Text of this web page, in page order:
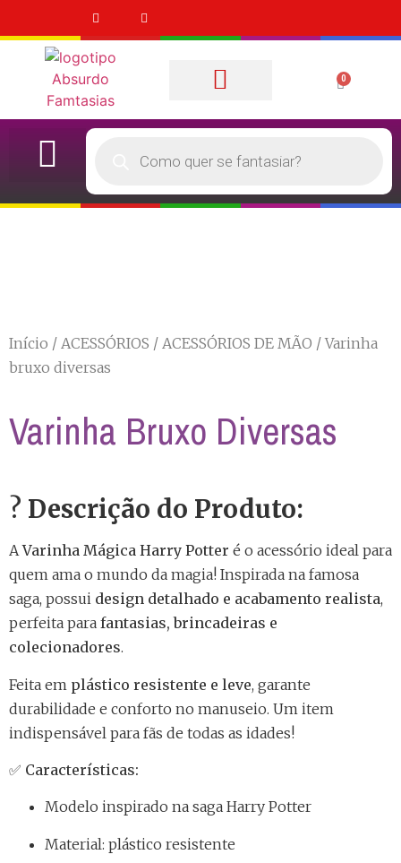
0
Início / ACESSÓRIOS / ACESSÓRIOS DE MÃO / Varinha
bruxo diversas
Varinha Bruxo Diversas
? Descrição do Produto:
AVarinha Mágica Harry Potter é o acessório ideal para
quem ama o mundo da magia! Inspirada na famosa
saga, possui design detalhado e acabamento realista,
perfeita para fantasias, brincadeiras e
colecionadores.
Feita em plástico resistente e leve, garante
durabilidade e conforto no manuseio. Um item
indispensável para fãs de todas as idades!
✅ Características:
Modelo inspirado na saga Harry Potter
Material: plástico resistente